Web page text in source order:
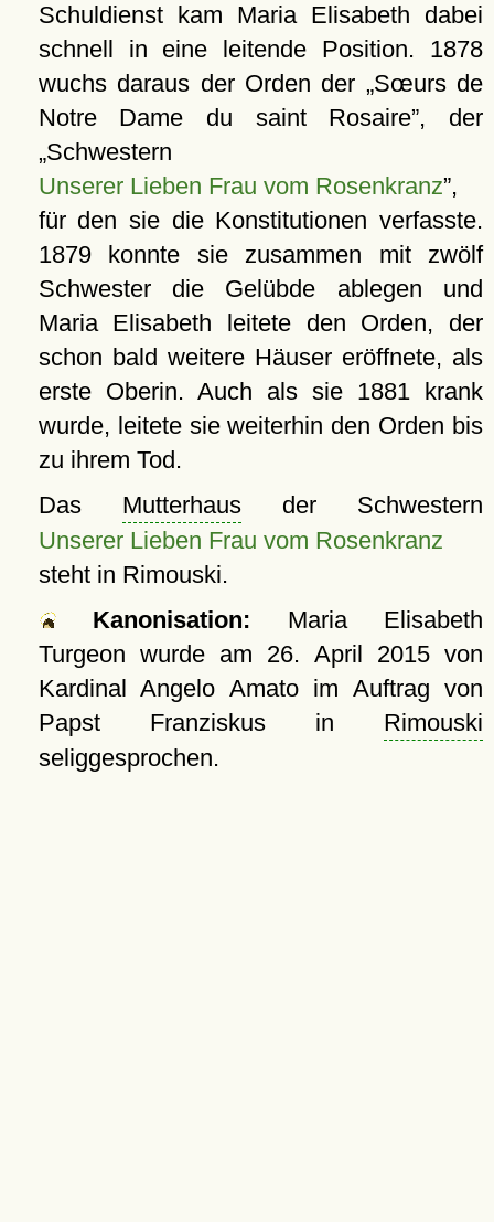
Schuldienst kam Maria Elisabeth dabei
schnell in eine leitende Position. 1878
wuchs daraus der Orden der
Sœurs de
Notre Dame du saint Rosaire , der
Schwestern
Unserer Lieben Frau vom Rosenkranz ,
für den sie die Konstitutionen verfasste.
1879 konnte sie zusammen mit zwölf
Schwester die Gelübde ablegen und
Maria Elisabeth leitete den Orden, der
schon bald weitere Häuser eröffnete, als
erste Oberin. Auch als sie 1881 krank
wurde, leitete sie weiterhin den Orden bis
zu ihrem Tod.
Das Mutterhausder Schwestern
Unserer Lieben Frau vom Rosenkranz
steht in Rimouski.
Kanonisation: Maria Elisabeth
Turgeon wurde am 26. April 2015von
Kardinal Angelo Amato im Auftrag von
Papst Franziskus in Rimouski
seliggesprochen.